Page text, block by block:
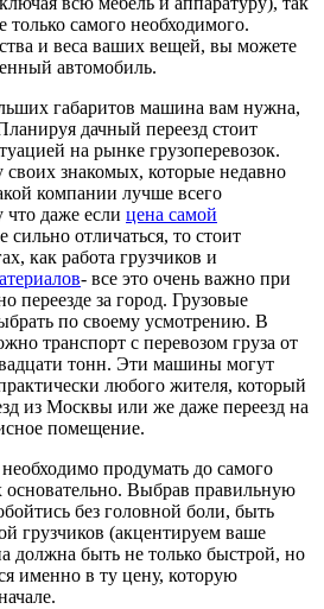
только самого необходимого.
и веса ваших вещей, вы можете
автомобиль.
габаритов машина вам нужна,
дачный переезд стоит
на рынке грузоперевозок.
знакомых, которые недавно
компании лучше всего
что даже если цена самой
сильно отличаться, то стоит
как работа грузчиков и
- все это очень важно при
переезде за город. Грузовые
по своему усмотрению. В
транспорт с перевозом груза от
тонн. Эти машины могут
любого жителя, который
из Москвы или же даже переезд на
помещение.
продумать до самого
основательно. Выбрав правильную
без головной боли, быть
грузчиков (акцентируем ваше
должна быть не только быстрой, но
именно в ту цену, которую